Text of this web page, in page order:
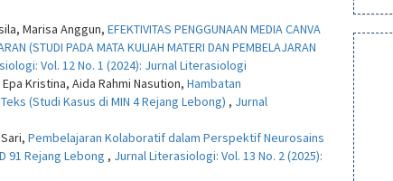
Marisa Anggun, EFEKTIVITAS PENGGUNAAN MEDIA CANVA
(STUDI PADA MATA KULIAH MATERI DAN PEMBELAJARAN
Vol. 12 No. 1 (2024): Jurnal Literasiologi
Kristina, Aida Rahmi Nasution, Hambatan
(Studi Kasus di MIN 4 Rejang Lebong) , Jurnal
Pembelajaran Kolaboratif dalam Perspektif Neurosains
91 Rejang Lebong , Jurnal Literasiologi: Vol. 13 No. 2 (2025):